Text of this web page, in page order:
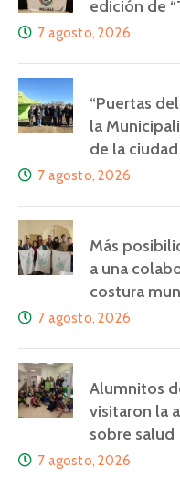
edición de
7 agosto, 2026
“Puertas
la
de la ciudad
7 agosto, 2026
Más
a una
costura
7 agosto, 2026
Alumnitos
visitaron la
sobre salud
7 agosto, 2026